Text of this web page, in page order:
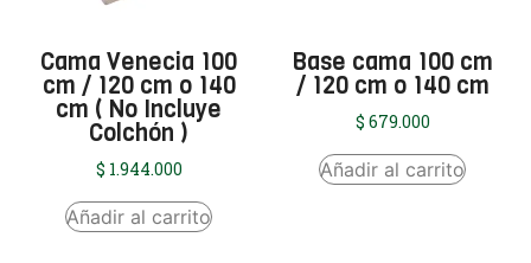
Cama Venecia 100
cm / 120 cm o 140
cm ( No Incluye
Colchón )
$ 1.944.000
Añadir al carrito
Base cama 100 cm
/ 120 cm o 140 cm
$ 679.000
Añadir al carrito